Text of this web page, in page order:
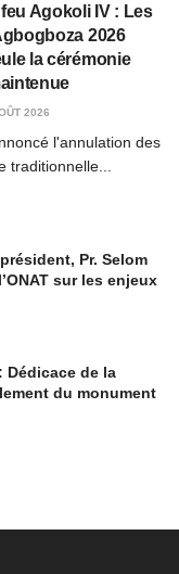
Agokoli IV : Les
2026
la cérémonie
2026
l'annulation des
Pr. Selom
sur les enjeux
de la
du monument